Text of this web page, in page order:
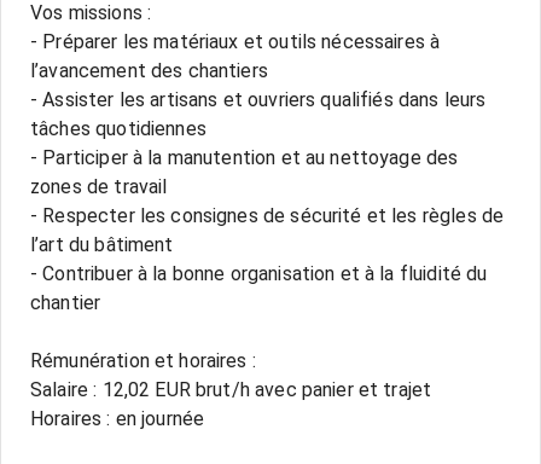
Vos missions :
- Préparer les matériaux et outils nécessaires à
l’avancement des chantiers
- Assister les artisans et ouvriers qualifiés dans leurs
tâches quotidiennes
- Participer à la manutention et au nettoyage des
zones de travail
- Respecter les consignes de sécurité et les règles de
l’art du bâtiment
- Contribuer à la bonne organisation et à la fluidité du
chantier
Rémunération et horaires :
Salaire : 12,02 EUR brut/h avec panier et trajet
Horaires : en journée